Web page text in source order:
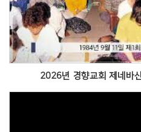
2026년 경향교회 제네바